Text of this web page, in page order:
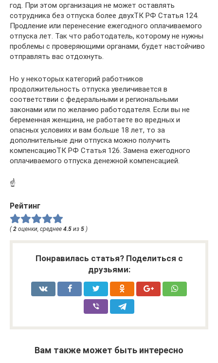
год. При этом организация не может оставлять
сотрудника без отпуска более двухТК РФ Статья 124.
Продление или перенесение ежегодного оплачиваемого
отпуска лет. Так что работодатель, которому не нужны
проблемы с проверяющими органами, будет настойчиво
отправлять вас отдохнуть.
Но у некоторых категорий работников
продолжительность отпуска увеличивается в
соответствии с федеральными и региональными
законами или по желанию работодателя. Если вы не
беременная женщина, не работаете во вредных и
опасных условиях и вам больше 18 лет, то за
дополнительные дни отпуска можно получить
компенсациюТК РФ Статья 126. Замена ежегодного
оплачиваемого отпуска денежной компенсацией.
☝
Рейтинг
(2 оценки, среднее 4.5 из 5 )
Понравилась статья? Поделиться с
друзьями:
Вам также может быть интересно